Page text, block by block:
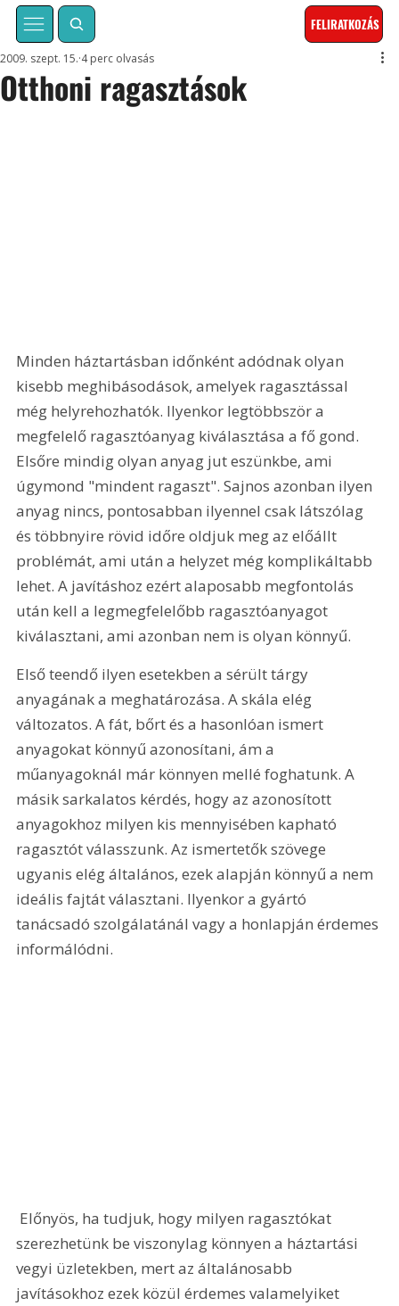
FELIRATKOZÁS
Otthoni ragasztások
2009. szept. 15. 4 perc olvasás
Minden háztartásban időnként adódnak olyan
kisebb meghibásodások, amelyek ragasztással
még helyrehozhatók. Ilyenkor legtöbbször a
megfelelő ragasztóanyag kiválasztása a fő gond.
Elsőre mindig olyan anyag jut eszünkbe, ami
úgymond "mindent ragaszt". Sajnos azonban ilyen
anyag nincs, pontosabban ilyennel csak látszólag
és többnyire rövid időre oldjuk meg az előállt
problémát, ami után a helyzet még komplikáltabb
lehet. A javításhoz ezért alaposabb megfontolás
után kell a legmegfelelőbb ragasztóanyagot
kiválasztani, ami azonban nem is olyan könnyű.
Első teendő ilyen esetekben a sérült tárgy
anyagának a meghatározása. A skála elég
változatos. A fát, bőrt és a hasonlóan ismert
anyagokat könnyű azonosítani, ám a
műanyagoknál már könnyen mellé foghatunk. A
másik sarkalatos kérdés, hogy az azonosított
anyagokhoz milyen kis mennyisében kapható
ragasztót válasszunk. Az ismertetők szövege
ugyanis elég általános, ezek alapján könnyű a nem
ideális fajtát választani. Ilyenkor a gyártó
tanácsadó szolgálatánál vagy a honlapján érdemes
informálódni.
szerezhetünk be viszonylag könnyen a háztartási
vegyi üzletekben, mert az általánosabb
javításokhoz ezek közül érdemes valamelyiket